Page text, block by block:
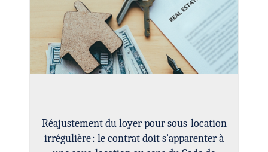
Réajustement du loyer pour sous-location
irrégulière : le contrat doit s’apparenter à